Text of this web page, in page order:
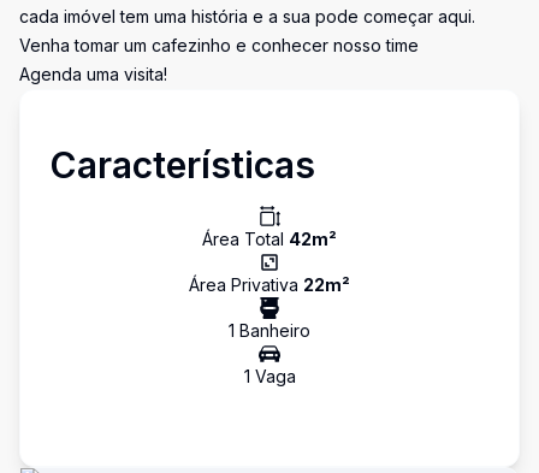
cada imóvel tem uma história e a sua pode começar aqui.
Venha tomar um cafezinho e conhecer nosso time
Agenda uma visita!
Características
Área Total 42m²
Área Privativa 22m²
1 Banheiro
1 Vaga